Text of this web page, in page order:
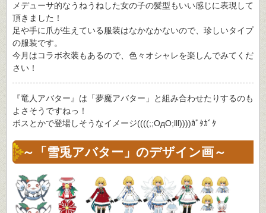
メデューサ的なうねうねした女の子の髪型もいい感じに表現して
頂きました！
足や手に爪が生えている服装はなかなかないので、珍しいタイプ
の服装です。
今月はコラボ衣装もあるので、色々オシャレを楽しんでみてくだ
さい！
『竜人アバター』は「夢魔アバター」と組み合わせたりするのも
よさそうですねっ！
ボスとかで登場しそうなイメージ((((;;OдO;lll))))ｶﾞﾀｶﾞﾀ
～「雪兎アバター」のデザイン画～